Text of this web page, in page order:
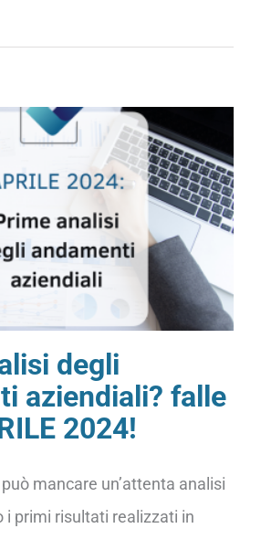
degli
aziendiali? falle
2024!
mancare un’attenta analisi
i primi risultati realizzati in